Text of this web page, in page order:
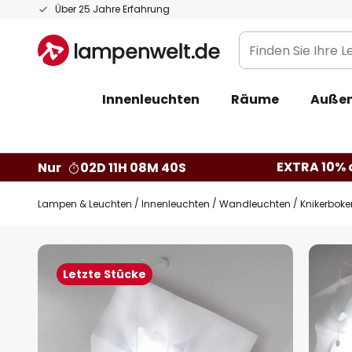
Über 25 Jahre Erfahrung
Zum
springen
Finden
Sie
Leuchte...
Innenleuchten Räume
Nur
02D 11H 08M 39S EXTRA
Lampen & Leuchten Innenleuchten Wandleuchten
Letzte Stücke
Zum
Ende